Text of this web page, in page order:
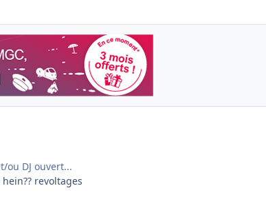
ou DJ ouvert...
revoltages